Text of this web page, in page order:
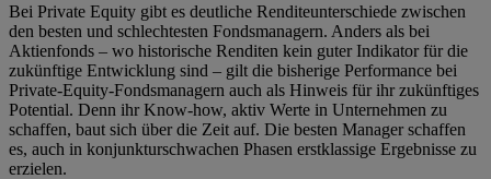
Bei Private Equity gibt es deutliche Renditeunterschiede zwischen
den besten und schlechtesten Fondsmanagern. Anders als bei
Aktienfonds – wo historische Renditen kein guter Indikator für die
zukünftige Entwicklung sind – gilt die bisherige Performance bei
Private-Equity-Fondsmanagern auch als Hinweis für ihr zukünftiges
Potential. Denn ihr Know-how, aktiv Werte in Unternehmen zu
schaffen, baut sich über die Zeit auf. Die besten Manager schaffen
es, auch in konjunkturschwachen Phasen erstklassige Ergebnisse zu
erzielen.